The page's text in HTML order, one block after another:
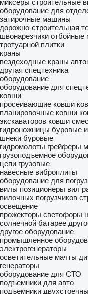
миксеры строительные
оборудование для
затирочные машины
дорожно-строительная
швонарезчики отбойные
тротуарной плитки
краны
вездеходные краны
другая спецтехника
оборудование
оборудование для
ковши
просеивающие ковши
планировочные ковши
экскаваторов ковши
гидроножницы буровые
шнеки буровые
гидромолоты грейферы
грузоподъемное
цепи грузовые
навесные виброплиты
оборудование для
вилы позиционеры вил
вилочных погрузчиков
освещение
прожекторы светофоры
солнечной батарее
другое оборудование
промышленное
электрогенераторы
осветительные мачты
генераторы
оборудование для СТО
подъемники для авто
подъемники